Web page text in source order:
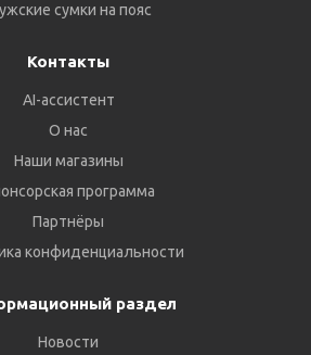
сумки на пояс
Контакты
AI-ассистент
О нас
Наши магазины
программа
Партнёры
конфиденциальности
раздел
Новости